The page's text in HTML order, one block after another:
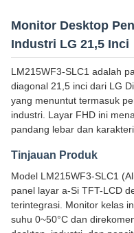
Monitor Desktop
Industri LG 21,5 Inci
LM215WF3-SLC1 adalah
diagonal 21,5 inci dari LG
yang menuntut termasuk
industri. Layar FHD ini
pandang lebar dan
Tinjauan Produk
Model LM215WF3-SLC1
panel layar a-Si TFT-LCD
terintegrasi. Monitor kelas
suhu 0~50°C dan